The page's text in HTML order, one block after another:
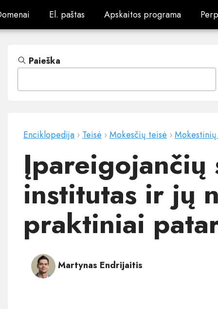
El. paštas
El. paštas Apskaitos programa
Apskaitos programa
Paieška
Enciklopedija › Teisė ›Mokesčių teisė ›
Įpareigojančių
institutas ir jų
praktiniai
Martynas Endrijaitis